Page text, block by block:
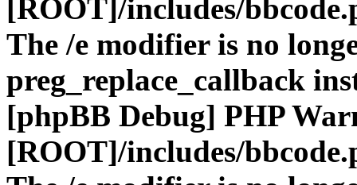
[ROOT]/includes/
The /e modifier is no
preg_replace_callback
[phpBB Debug] PHP
[ROOT]/includes/